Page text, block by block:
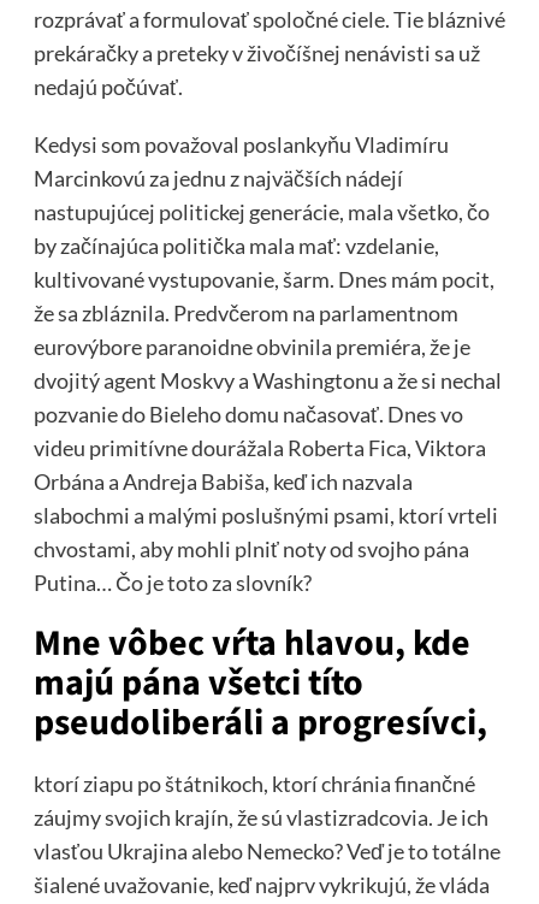
rozprávať a formulovať spoločné ciele. Tie bláznivé
prekáračky a preteky v živočíšnej nenávisti sa už
nedajú počúvať.
Kedysi som považoval poslankyňu Vladimíru
Marcinkovú za jednu z najväčších nádejí
nastupujúcej politickej generácie, mala všetko, čo
by začínajúca politička mala mať: vzdelanie,
kultivované vystupovanie, šarm. Dnes mám pocit,
že sa zbláznila. Predvčerom na parlamentnom
eurovýbore paranoidne obvinila premiéra, že je
dvojitý agent Moskvy a Washingtonu a že si nechal
pozvanie do Bieleho domu načasovať. Dnes vo
videu primitívne dourážala Roberta Fica, Viktora
Orbána a Andreja Babiša, keď ich nazvala
slabochmi a malými poslušnými psami, ktorí vrteli
chvostami, aby mohli plniť noty od svojho pána
Putina… Čo je toto za slovník?
Mne vôbec vŕta hlavou, kde
majú pána všetci títo
pseudoliberáli a progresívci,
ktorí ziapu po štátnikoch, ktorí chránia finančné
záujmy svojich krajín, že sú vlastizradcovia. Je ich
vlasťou Ukrajina alebo Nemecko? Veď je to totálne
šialené uvažovanie, keď najprv vykrikujú, že vláda